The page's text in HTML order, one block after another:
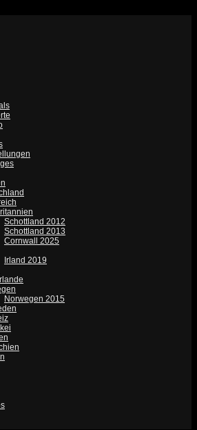
Schottland 2012
Schottland 2013
Cornwall 2025
Irland 2019
Norwegen 2015